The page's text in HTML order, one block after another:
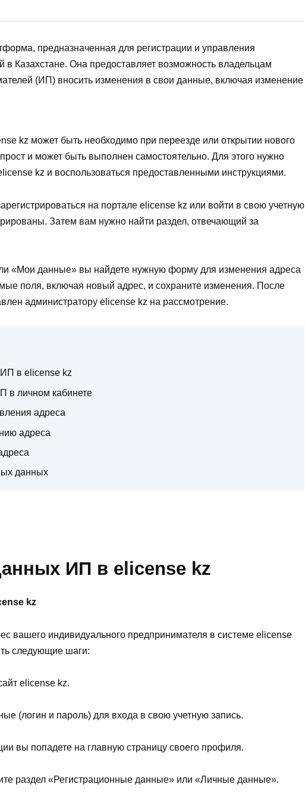
предназначенная для регистрации и управления
Казахстане. Она предоставляет возможность владельцам
(ИП) вносить изменения в свои данные, включая изменение
kz может быть необходимо при переезде или открытии нового
и может быть выполнен самостоятельно. Для этого нужно
kz и воспользоваться предоставленными инструкциями.
на портале elicense kz или войти в свою учетную
Затем вам нужно найти раздел, отвечающий за
«Мои данные» вы найдете нужную форму для изменения адреса
поля, включая новый адрес, и сохраните изменения. После
администратору elicense kz на рассмотрение.
в elicense kz
в личном кабинете
адреса
адреса
данных
ИП в elicense kz
kz
вашего индивидуального предпринимателя в системе elicense
следующие шаги:
elicense kz.
(логин и пароль) для входа в свою учетную запись.
вы попадете на главную страницу своего профиля.
раздел «Регистрационные данные» или «Личные данные».